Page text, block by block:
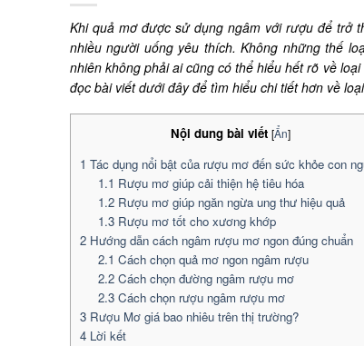
Khi quả mơ được sử dụng ngâm với rượu để trở
nhiều người uống yêu thích. Không những thế
nhiên không phải ai cũng có thể hiểu hết rõ về
đọc bài viết dưới đây để tìm hiểu chi tiết hơn về
Nội dung bài viết [Ẩn]
1 Tác dụng nổi bật của rượu mơ đến sức khỏe con
1.1 Rượu mơ giúp cải thiện hệ tiêu hóa
1.2Rượu mơ giúp ngăn ngừa ung thư hiệu quả
1.3Rượu mơ tốt cho xương khớp
2 Hướng dẫn cách ngâm rượu mơ ngon đúng chuẩn
2.1 Cách chọn quả mơ ngon ngâm rượu
2.2Cách chọn đường ngâm rượu mơ
2.3Cách chọn rượu ngâm rượu mơ
3 Rượu Mơ giá bao nhiêu trên thị trường?
4 Lời kết